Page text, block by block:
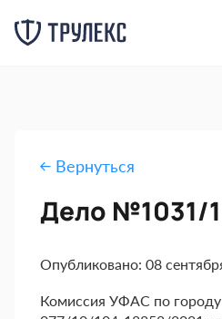
Вернуться
Дело №1031/
Опубликовано: 08
Комиссия УФАС по